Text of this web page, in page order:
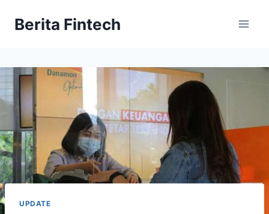
Berita Fintech
UPDATE